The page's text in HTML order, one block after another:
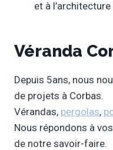
et à
Véranda
Depuis 5ans, nous
de projets à Corbas.
Vérandas, pergolas,
Nous répondons à
de notre savoir-faire.